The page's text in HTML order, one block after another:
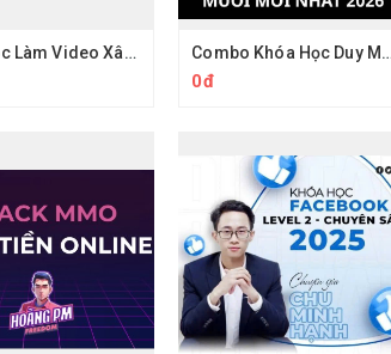
Khoá Học Làm Video Xây Kênh Hồ Mạnh Thắng Combo Khóa Học Duy Muối 2026
0đ